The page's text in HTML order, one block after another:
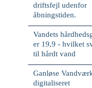
driftsfejl udenfor
åbningstiden.
Vandets
er 19,9 - hvilket
tilhårdt vand
Ganløse
digitaliseret